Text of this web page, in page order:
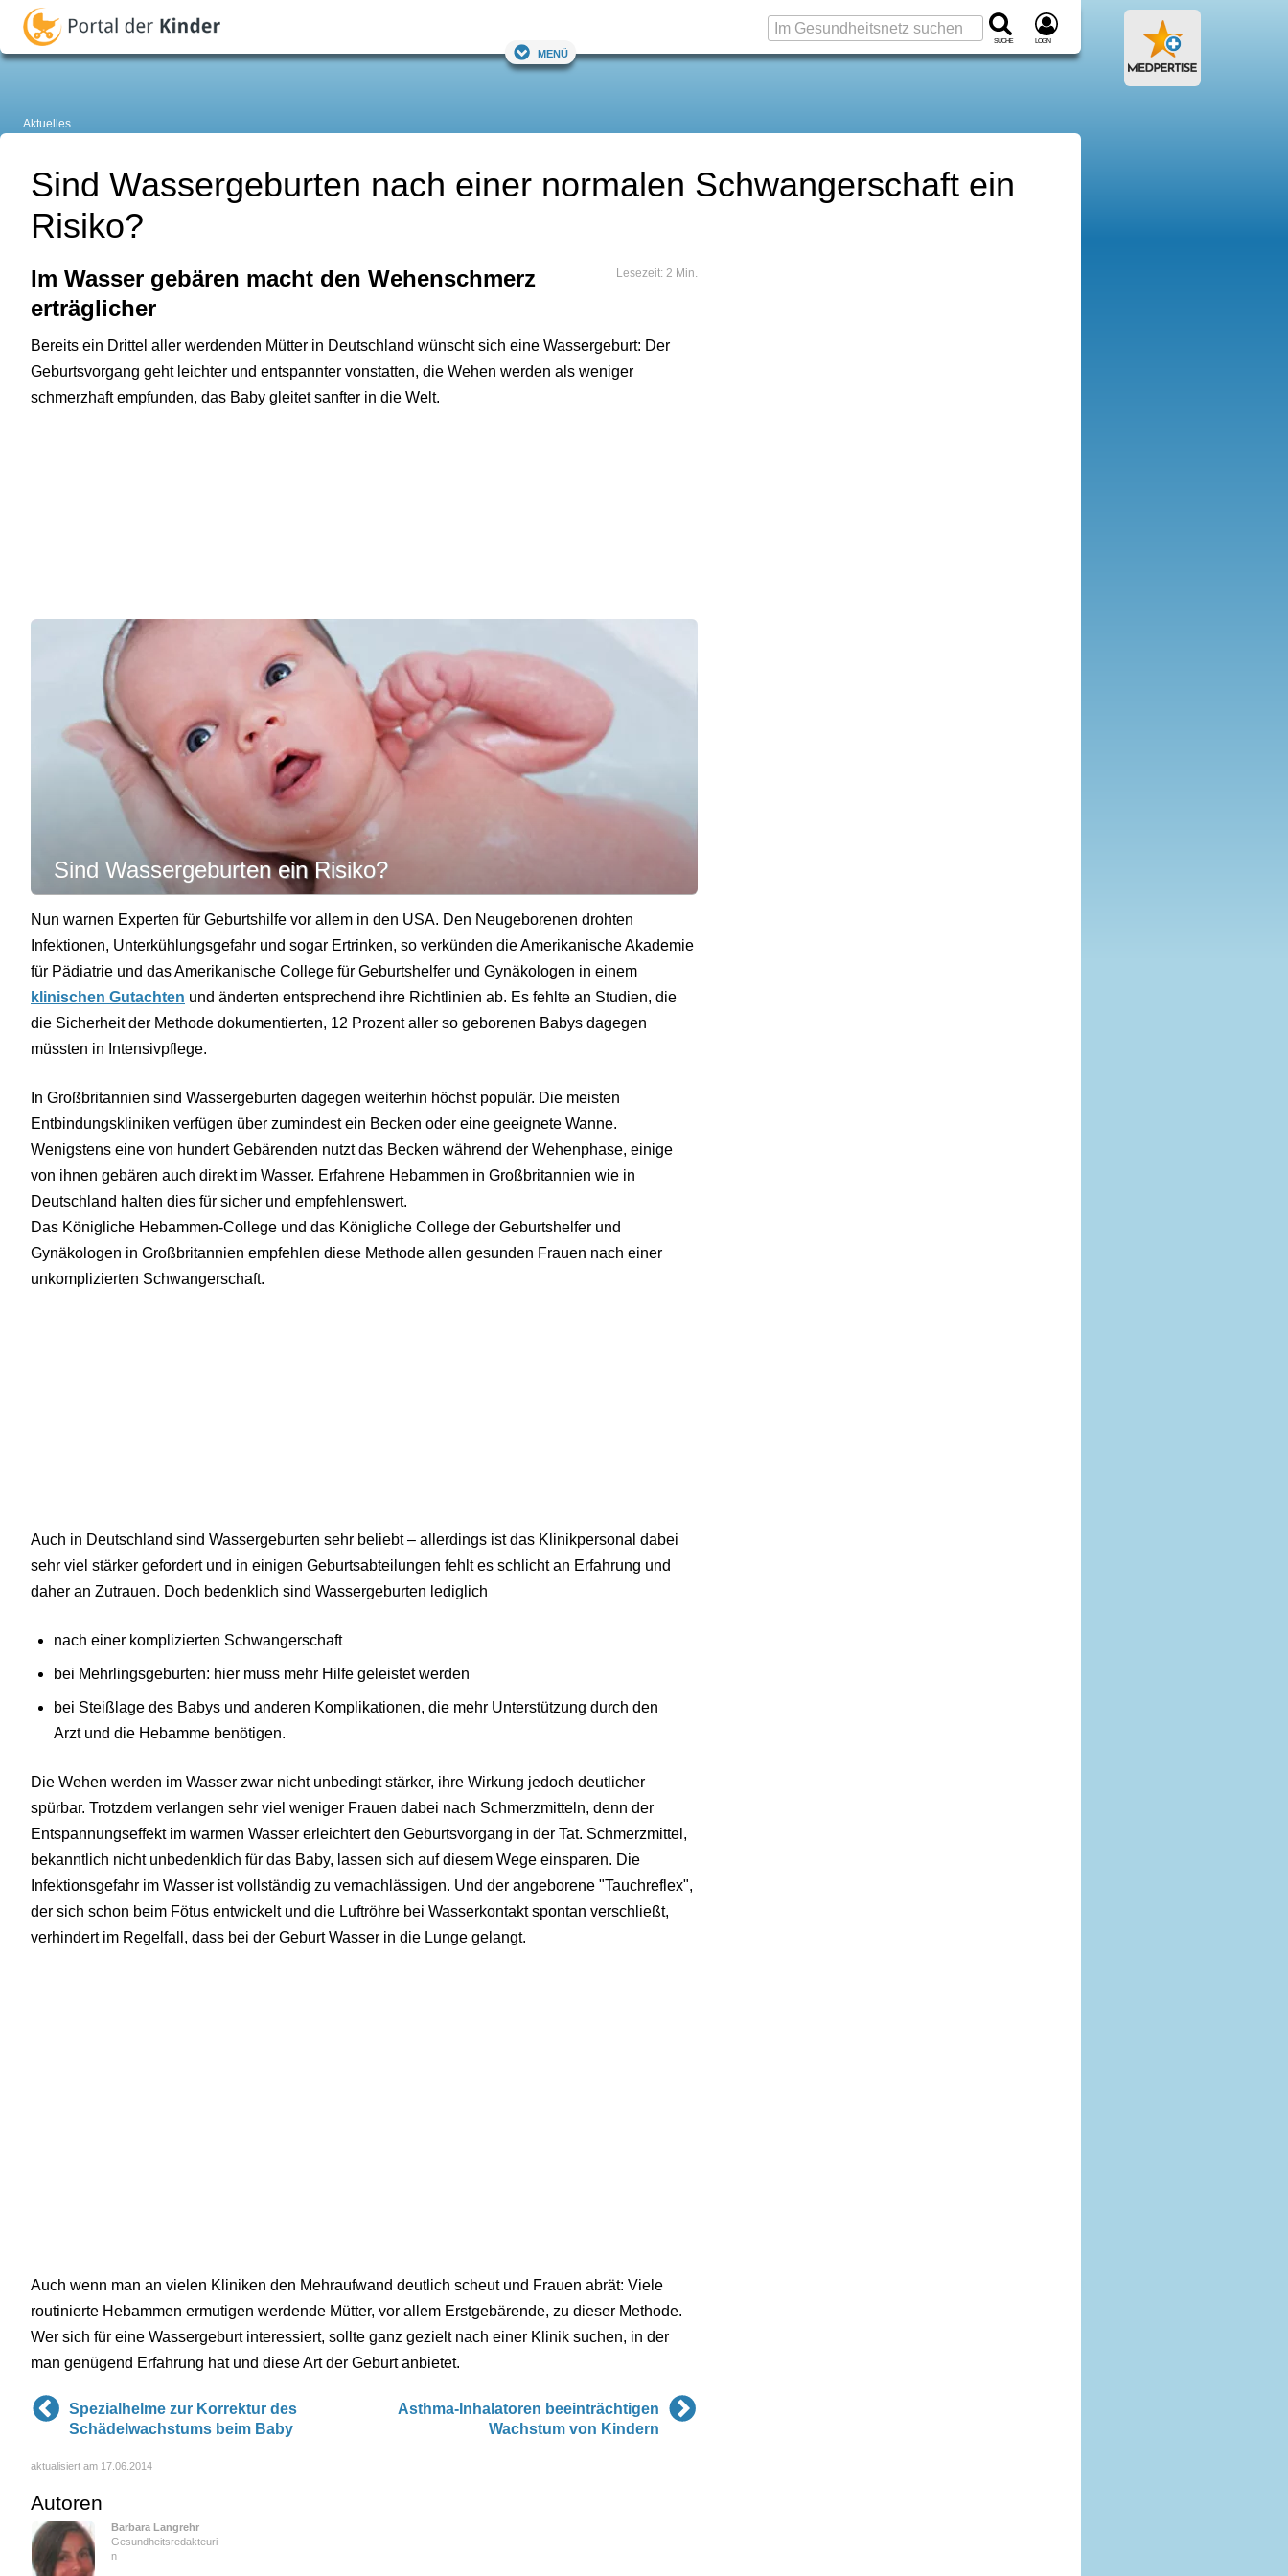
Suche Login
Menü
Aktuelles
Sind Wassergeburten nach einer normalen Schwangerschaft ein
Risiko?
Lesezeit: 2 Min.
Im Wasser gebären macht den Wehenschmerz
erträglicher
Bereits ein Drittel aller werdenden Mütter in Deutschland wünscht sich eine Wassergeburt: Der
Geburtsvorgang geht leichter und entspannter vonstatten, die Wehen werden als weniger
schmerzhaft empfunden, das Baby gleitet sanfter in die Welt.
Sind Wassergeburten ein Risiko?
Nun warnen Experten für Geburtshilfe vor allem in den USA. Den Neugeborenen drohten
Infektionen, Unterkühlungsgefahr und sogar Ertrinken, so verkünden die Amerikanische Akademie
für Pädiatrie und das Amerikanische College für Geburtshelfer und Gynäkologen in einem
klinischen Gutachten und änderten entsprechend ihre Richtlinien ab. Es fehlte an Studien, die
die Sicherheit der Methode dokumentierten, 12 Prozent aller so geborenen Babys dagegen
müssten in Intensivpflege.
In Großbritannien sind Wassergeburten dagegen weiterhin höchst populär. Die meisten
Entbindungskliniken verfügen über zumindest ein Becken oder eine geeignete Wanne.
Wenigstens eine von hundert Gebärenden nutzt das Becken während der Wehenphase, einige
von ihnen gebären auch direkt im Wasser. Erfahrene Hebammen in Großbritannien wie in
Deutschland halten dies für sicher und empfehlenswert.
Das Königliche Hebammen-College und das Königliche College der Geburtshelfer und
Gynäkologen in Großbritannien empfehlen diese Methode allen gesunden Frauen nach einer
unkomplizierten Schwangerschaft.
Auch in Deutschland sind Wassergeburten sehr beliebt – allerdings ist das Klinikpersonal dabei
sehr viel stärker gefordert und in einigen Geburtsabteilungen fehlt es schlicht an Erfahrung und
daher an Zutrauen. Doch bedenklich sind Wassergeburten lediglich
nach einer komplizierten Schwangerschaft
bei Mehrlingsgeburten: hier muss mehr Hilfe geleistet werden
bei Steißlage des Babys und anderen Komplikationen, die mehr Unterstützung durch den
Arzt und die Hebamme benötigen.
Die Wehen werden im Wasser zwar nicht unbedingt stärker, ihre Wirkung jedoch deutlicher
spürbar. Trotzdem verlangen sehr viel weniger Frauen dabei nach Schmerzmitteln, denn der
Entspannungseffekt im warmen Wasser erleichtert den Geburtsvorgang in der Tat. Schmerzmittel,
bekanntlich nicht unbedenklich für das Baby, lassen sich auf diesem Wege einsparen. Die
Infektionsgefahr im Wasser ist vollständig zu vernachlässigen. Und der angeborene "Tauchreflex",
der sich schon beim Fötus entwickelt und die Luftröhre bei Wasserkontakt spontan verschließt,
verhindert im Regelfall, dass bei der Geburt Wasser in die Lunge gelangt.
Auch wenn man an vielen Kliniken den Mehraufwand deutlich scheut und Frauen abrät: Viele
routinierte Hebammen ermutigen werdende Mütter, vor allem Erstgebärende, zu dieser Methode.
Wer sich für eine Wassergeburt interessiert, sollte ganz gezielt nach einer Klinik suchen, in der
man genügend Erfahrung hat und diese Art der Geburt anbietet.
Spezialhelme zur Korrektur des
Schädelwachstums beim Baby
Asthma-Inhalatoren beeinträchtigen
Wachstum von Kindern
aktualisiert am 17.06.2014
Autoren
Barbara Langrehr
Gesundheitsredakteuri
n